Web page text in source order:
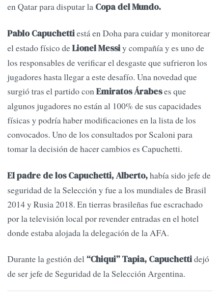
en Qatar para disputar la Copa del Mundo.
Pablo Capuchettiestá en Doha para cuidar y monitorear
el estado físico deLionel Messiy compañía y es uno de
los responsables de verificar el desgaste que sufrieron los
jugadores hasta llegar a este desafío. Una novedad que
surgió tras el partido conEmiratos Árabeses que
algunos jugadores no están al 100% de sus capacidades
físicas y podría haber modificaciones en la lista de los
convocados. Uno de los consultados por Scaloni para
tomar la decisión de hacer cambios es Capuchetti.
El padre de los Capuchetti, Alberto,había sido jefe de
seguridad de la Selección y fue a los mundiales de Brasil
2014 y Rusia 2018. En tierras brasileñas fue escrachado
por la televisión local por revender entradas en el hotel
donde estaba alojada la delegación de la AFA.
Durante la gestión del “Chiqui” Tapia, Capuchettidejó
de ser jefe de Seguridad de la Selección Argentina.